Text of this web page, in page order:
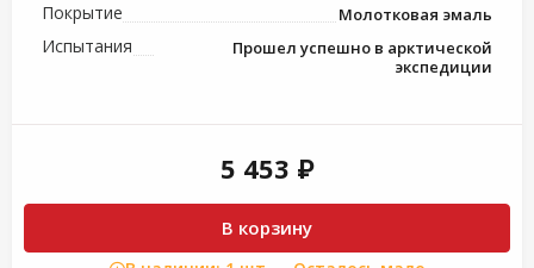
Покрытие Молотковая эмаль
Испытания
Прошел успешно в арктической
экспедиции
5 453 ₽
В корзину